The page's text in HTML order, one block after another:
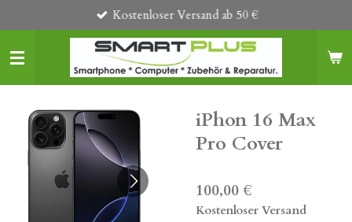
Hauptinhalt
springen
Kostenloser Versand ab 50 €
iPhon 16 Max
Pro Cover
100,00 €
Kostenloser Versand